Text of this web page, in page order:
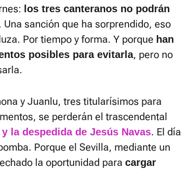
los tres canteranos no podrán
Una sanción que ha sorprendido, eso
Por tiempo y forma. Y porque han
posibles para evitarla, pero no
y Juanlu, tres titularísimos para
se perderán el trascendental
y la despedida de Jesús Navas. El día
Porque el Sevilla, mediante un
la oportunidad para cargar